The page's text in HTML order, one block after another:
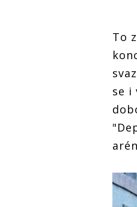
To
se i